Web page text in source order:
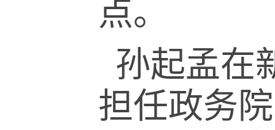
点。
孙起孟在
担任政务